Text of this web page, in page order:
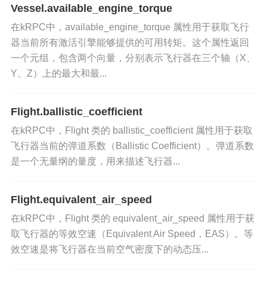
相关方法和属性
Control类的其他方法和属性：如 throttle、
aw、roll、sas、rcs 、gear、lights、brake
s等，用于控制飞行器的各个方面。
类 ：获取飞行器对象，访问其轨道、飞行
Vessel.available_engine_torque
在kRPC中，available_engine_torque 属性用于获取飞行
器当前所有激活引擎能够提供的可用转矩。这个属性返回
一个元组，包含两个向量，分别表示飞行器在三个轴（X、
Y、Z）上的最大和最...
Flight.ballistic_coefficient
在kRPC中，Flight 类的 ballistic_coefficient 属性用于获取
飞行器当前的弹道系数（Ballistic Coefficient）。弹道系数
是一个无量纲的量度，用来描述飞行器...
Flight.equivalent_air_speed
在kRPC中，Flight 类的 equivalent_air_speed 属性用于获
取飞行器的等效空速（Equivalent Air Speed，EAS）。等
效空速是将飞行器在当前空气密度下的动态压...